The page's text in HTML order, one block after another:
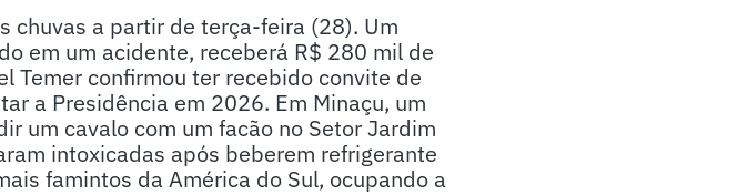
chuvas a partir de terça-feira (28). Um
em um acidente, receberá R$ 280 mil de
Temer confirmou ter recebido convite de
a Presidência em 2026. Em Minaçu, um
um cavalo com um facão no Setor Jardim
intoxicadas após beberem refrigerante
famintos da América do Sul, ocupando a